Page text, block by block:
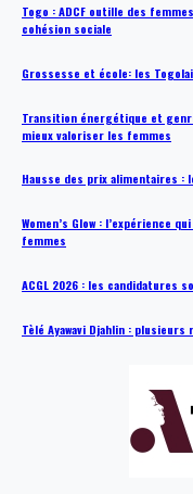
Togo : ADCF outille des
cohésion sociale
Grossesse et école: les
Transition énergétique et
mieux valoriser les femmes
Hausse des prix alimentaires
Women’s Glow : l’expérience
femmes
ACGL 2026 : les candidatures
Tèlé Ayawavi Djahlin :